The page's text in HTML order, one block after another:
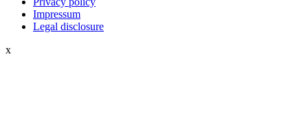
Impressum
Legal disclosure
x